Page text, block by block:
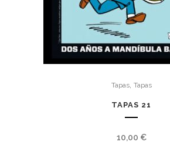
Tapas, Tapas
TAPAS 21
10,00 €